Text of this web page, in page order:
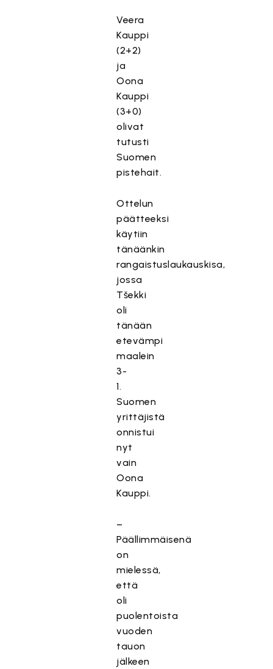
Veera
Kauppi
(2+2)
ja
Oona
Kauppi
(3+0)
olivat
tutusti
Suomen
pistehait.
Ottelun
päätteeksi
käytiin
tänäänkin
rangaistuslaukauskisa,
jossa
Tšekki
oli
tänään
etevämpi
maalein
3-
1.
Suomen
yrittäjistä
onnistui
nyt
vain
Oona
Kauppi.
–
Päällimmäisenä
on
mielessä,
että
oli
puolentoista
vuoden
tauon
jälkeen